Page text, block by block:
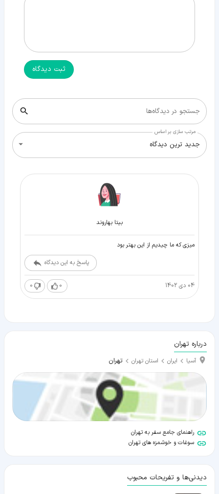
ثبت دیدگاه
جستجو در دیدگاه‌ها
مرتب سازی بر اساس
جدید ترین دیدگاه
بیتا بهاروند
میزی که ما چیدیم از این بهتر بود
پاسخ به این دیدگاه
04 دی 1402 0
0
درباره تهران
آسیا ایران استان تهران تهران
راهنمای جامع سفر به تهران
سوغات و خوشمزه های تهران
دیدنی‌ها و تفریحات محبوب